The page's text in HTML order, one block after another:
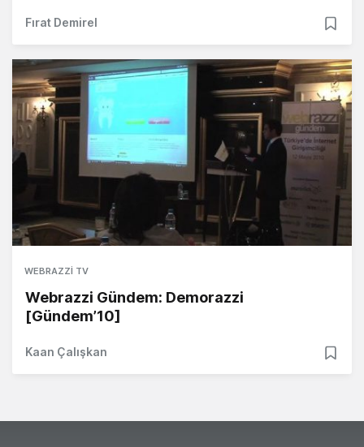
Fırat Demirel
WEBRAZZI TV
Webrazzi Gündem: Demorazzi
[Gündem’10]
Kaan Çalışkan